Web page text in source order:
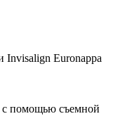
Invisalign Euronappa
с помощью съемной